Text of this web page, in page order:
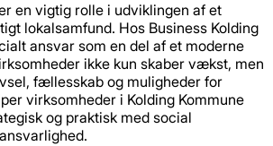
en vigtig rolle i udviklingen af et
lokalsamfund. Hos Business Kolding
ansvar som en del af et moderne
ikke kun skaber vækst, men
fællesskab og muligheder for
virksomheder i Kolding Kommune
og praktisk med social